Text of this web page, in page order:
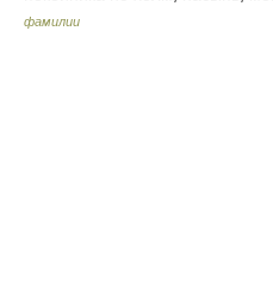
фамилии